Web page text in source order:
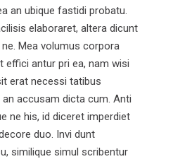
an ubique fastidi probatu.
elaboraret, altera dicunt
Mea volumus corpora
effici antur pri ea, nam wisi
erat necessi tatibus
accusam dicta cum. Anti
ne his, id diceret imperdiet
duo. Invi dunt
similique simul scribentur